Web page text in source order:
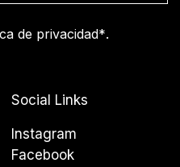
de privacidad*.
Social Links
Instagram
Facebook